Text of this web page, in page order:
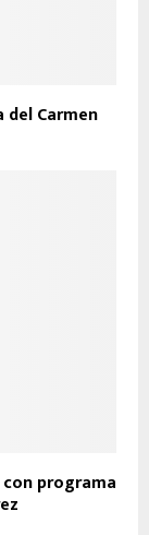
del Carmen
programa